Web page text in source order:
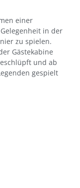
einer
in der
zu spielen.
Gästekabine
und ab
gespielt